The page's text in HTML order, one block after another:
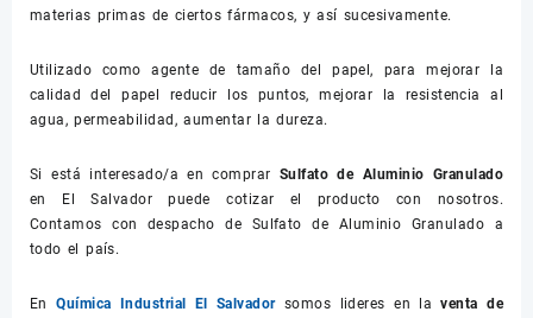
materias primas de ciertos fármacos, y así sucesivamente.
Utilizado como agente de tamaño del papel, para mejorar la
calidad del papel reducir los puntos, mejorar la resistencia al
agua, permeabilidad, aumentar la dureza.
Si está interesado/a en comprar Sulfato de Aluminio Granulado
en El Salvador puede cotizar el producto con nosotros.
Contamos con despacho de Sulfato de Aluminio Granulado a
todo el país.
EnQuímica Industrial El Salvadorsomos lideres en laventa de